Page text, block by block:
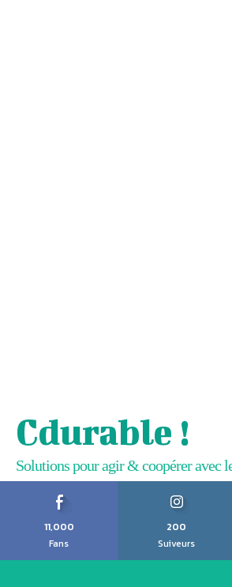
Cdurable !
Solutions pour agir & coopérer avec
11,000
Fans
200
Suiveurs